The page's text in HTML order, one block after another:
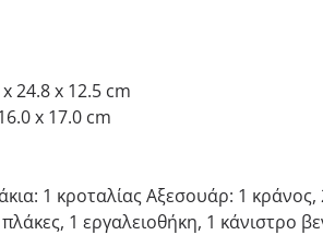
24.8 x 12.5 cm
x 17.0 cm
1 κροταλίας Αξεσουάρ: 1
1 εργαλειοθήκη, 1 κάνιστρο